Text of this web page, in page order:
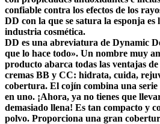
confiable contra los efectos de los
DD con la que se satura la esponja
industria cosmética.
DD es una abreviatura de Dynamic
que lo hace todo». Un nombre muy
producto abarca todas las ventajas
cremas ВВ y СС: hidrata, cuida,
cobertura. El cojín combina una serie
en uno. ¡Ahora, ya no tienes que
demasiado llena! Es tan compacto y
polvo. Proporciona una gran